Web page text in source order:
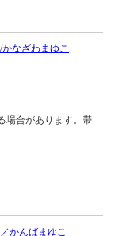
なざわまゆこ
場合があります。帯
かんばまゆこ